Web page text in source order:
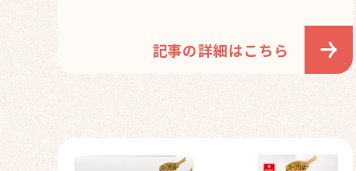
記事の詳細はこちら